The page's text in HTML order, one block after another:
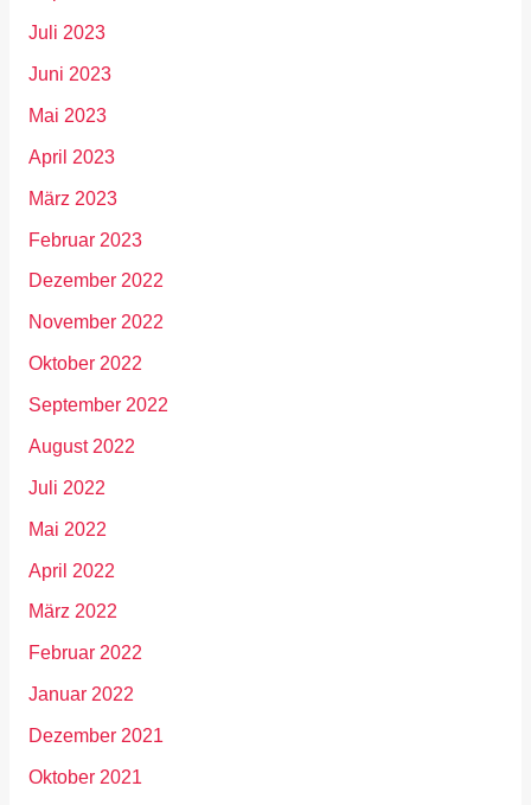
Juli 2023
Juni 2023
Mai 2023
April 2023
März 2023
Februar 2023
Dezember 2022
November 2022
Oktober 2022
September 2022
August 2022
Juli 2022
Mai 2022
April 2022
März 2022
Februar 2022
Januar 2022
Dezember 2021
Oktober 2021